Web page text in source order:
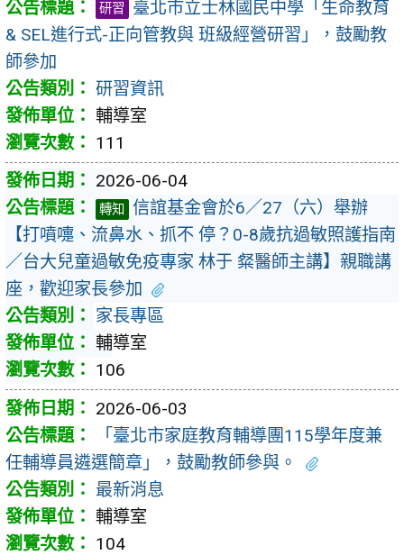
研習
臺北市立士林國民中學「生命教育
& SEL進行式-正向管教與 班級經營研習」，鼓勵教
師參加
研習資訊
輔導室
111
2026-06-04
轉知
信誼基金會於6／27（六）舉辦
【打噴嚏、流鼻水、抓不 停？0-8歲抗過敏照護指南
／台大兒童過敏免疫專家 林于 粲醫師主講】親職講
座，歡迎家長參加
家長專區
輔導室
106
2026-06-03
「臺北市家庭教育輔導團115學年度兼
任輔導員遴選簡章」，鼓勵教師參與。
最新消息
輔導室
104